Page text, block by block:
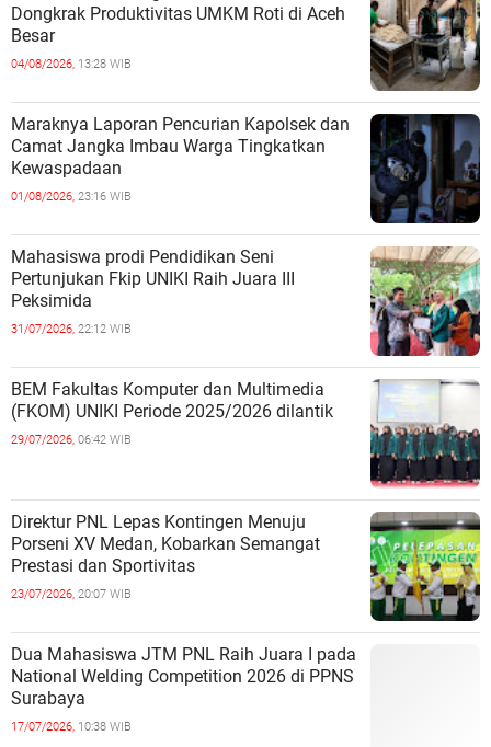
Dongkrak Produktivitas UMKM Roti di Aceh
Besar
04/08/2026, 13:28 WIB
Maraknya Laporan Pencurian Kapolsek dan
Camat Jangka Imbau Warga Tingkatkan
Kewaspadaan
01/08/2026, 23:16 WIB
Mahasiswa prodi Pendidikan Seni
Pertunjukan Fkip UNIKI Raih Juara III
Peksimida
31/07/2026, 22:12 WIB
BEM Fakultas Komputer dan Multimedia
(FKOM) UNIKI Periode 2025/2026 dilantik
29/07/2026, 06:42 WIB
Direktur PNL Lepas Kontingen Menuju
Porseni XV Medan, Kobarkan Semangat
Prestasi dan Sportivitas
23/07/2026, 20:07 WIB
Dua Mahasiswa JTM PNL Raih Juara I pada
National Welding Competition 2026 di PPNS
Surabaya
17/07/2026, 10:38 WIB